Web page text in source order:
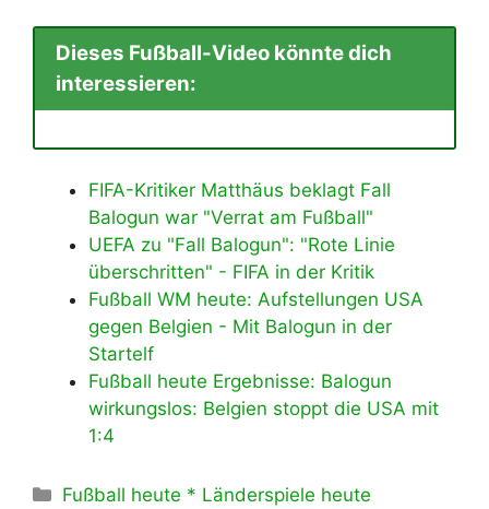
Dieses Fußball-Video könnte dich
interessieren:
FIFA-Kritiker Matthäus beklagt Fall
Balogun war "Verrat am Fußball"
UEFA zu "Fall Balogun": "Rote Linie
überschritten" - FIFA in der Kritik
Fußball WM heute: Aufstellungen USA
gegen Belgien - Mit Balogun in der
Startelf
Fußball heute Ergebnisse: Balogun
wirkungslos: Belgien stoppt die USA mit
1:4
Kategorien
Fußball heute * Länderspiele heute